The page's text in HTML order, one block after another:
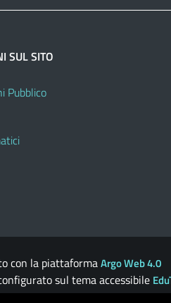
SUL SITO
Pubblico
con la piattaformaArgo Web 4.0
sul tema accessibile